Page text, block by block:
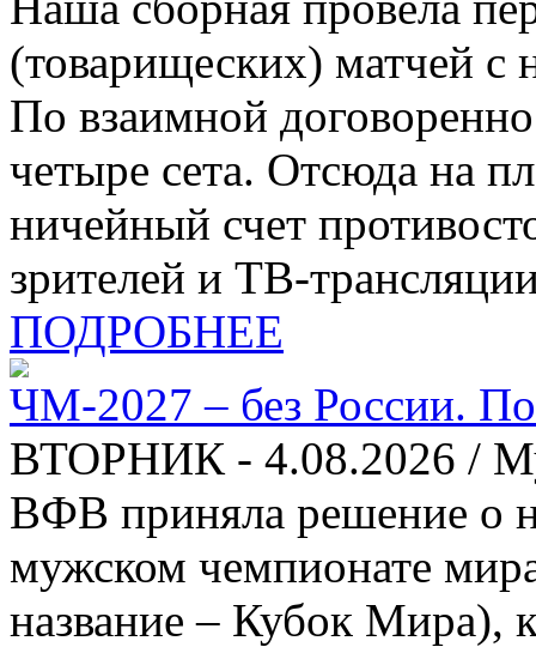
(товарищеских) матчей с
По взаимной
четыре сета. Отсюда на
ничейный счет
зрителей и ТВ-
ПОДРОБНЕЕ
ЧМ-2027 – без России.
ВТОРНИК - 4.08.2026 /
ВФВ приняла решение о
мужском чемпионате
название – Кубок Мира),